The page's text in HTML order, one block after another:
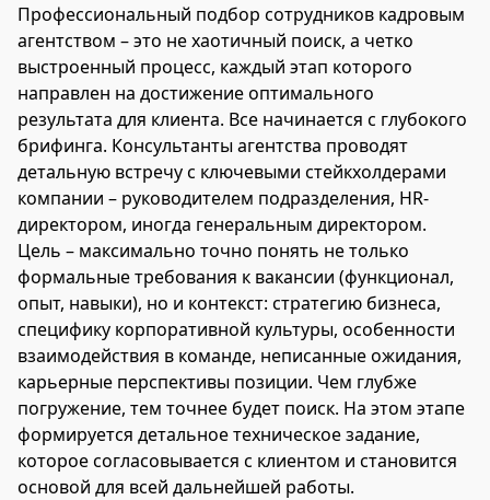
Профессиональный подбор сотрудников кадровым
агентством – это не хаотичный поиск, а четко
выстроенный процесс, каждый этап которого
направлен на достижение оптимального
результата для клиента. Все начинается с глубокого
брифинга. Консультанты агентства проводят
детальную встречу с ключевыми стейкхолдерами
компании – руководителем подразделения, HR-
директором, иногда генеральным директором.
Цель – максимально точно понять не только
формальные требования к вакансии (функционал,
опыт, навыки), но и контекст: стратегию бизнеса,
специфику корпоративной культуры, особенности
взаимодействия в команде, неписанные ожидания,
карьерные перспективы позиции. Чем глубже
погружение, тем точнее будет поиск. На этом этапе
формируется детальное техническое задание,
которое согласовывается с клиентом и становится
основой для всей дальнейшей работы.